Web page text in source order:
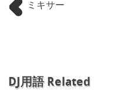
ミキサー
DJ用語 Related